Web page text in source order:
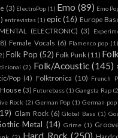
(2) Folk/Acoustic (145)
Pop (4) Folktronica (10) French
(3) Futurebass(1)Gangsta Rap
Rock (2) German Pop (1) German
Glam Rock (6) Global Bass (1)
Gothic Metal (14) Grime (1)
(2) Hard Rock (250)
Metal (14) Hip Hop
Hip Hop
Hip-Hop Hip-Hop /
Rap - Pop - Rock/Punk
Hip-
Music (31) Horrorcore / Trap
hyper pop (1) hyperpop (8)IDM (1)